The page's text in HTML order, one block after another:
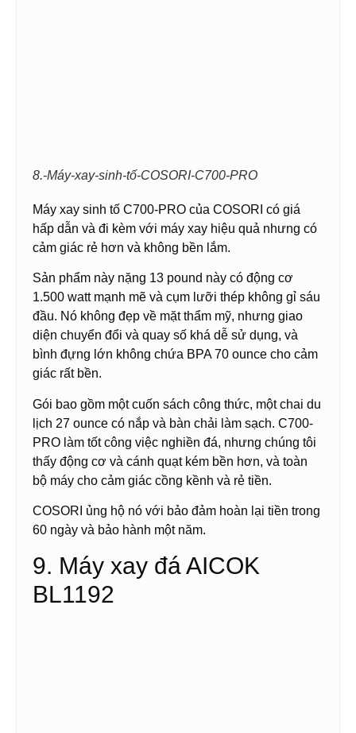
8.-Máy-xay-sinh-tố-COSORI-C700-PRO
Máy xay sinh tố C700-PRO của COSORI có giá
hấp dẫn và đi kèm với máy xay hiệu quả nhưng có
cảm giác rẻ hơn và không bền lắm.
Sản phẩm này nặng 13 pound này có động cơ
1.500 watt mạnh mẽ và cụm lưỡi thép không gỉ sáu
đầu. Nó không đẹp về mặt thẩm mỹ, nhưng giao
diện chuyển đổi và quay số khá dễ sử dụng, và
bình đựng lớn không chứa BPA 70 ounce cho cảm
giác rất bền.
Gói bao gồm một cuốn sách công thức, một chai du
lịch 27 ounce có nắp và bàn chải làm sạch. C700-
PRO làm tốt công việc nghiền đá, nhưng chúng tôi
thấy động cơ và cánh quạt kém bền hơn, và toàn
bộ máy cho cảm giác cồng kềnh và rẻ tiền.
COSORI ủng hộ nó với bảo đảm hoàn lại tiền trong
60 ngày và bảo hành một năm.
9. Máy xay đá AICOK
BL1192